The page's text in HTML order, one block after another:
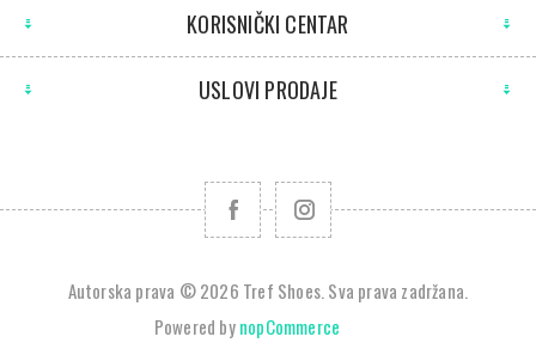
KORISNIČKI CENTAR
USLOVI PRODAJE
Autorska prava © 2026 Tref Shoes. Sva prava zadržana.
Powered bynopCommerce